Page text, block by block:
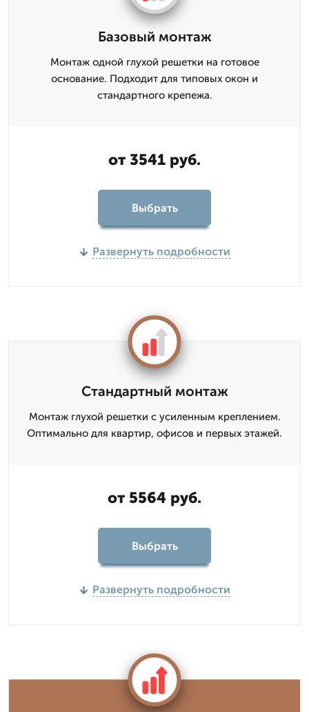
Базовый монтаж
Монтаж одной глухой решетки на готовое
основание. Подходит для типовых окон и
стандартного крепежа.
от 3541 руб.
Выбрать
Развернуть подробности
Стандартный монтаж
Монтаж глухой решетки с усиленным креплением.
Оптимально для квартир, офисов и первых этажей.
от 5564 руб.
Выбрать
Развернуть подробности